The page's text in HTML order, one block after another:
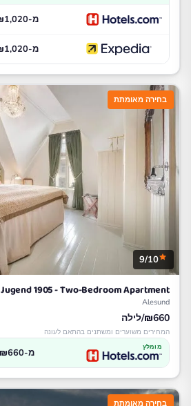
מ-₪1,020
מ-₪1,020
בחירה מאומתת
9/10
Jugend 1905 - Two-Bedroom Apartment
Alesund
₪660/לילה
המחירים משוערים ומשתנים בהתאם לעונה
מומלץ מ-₪660
בחירה מאומתת